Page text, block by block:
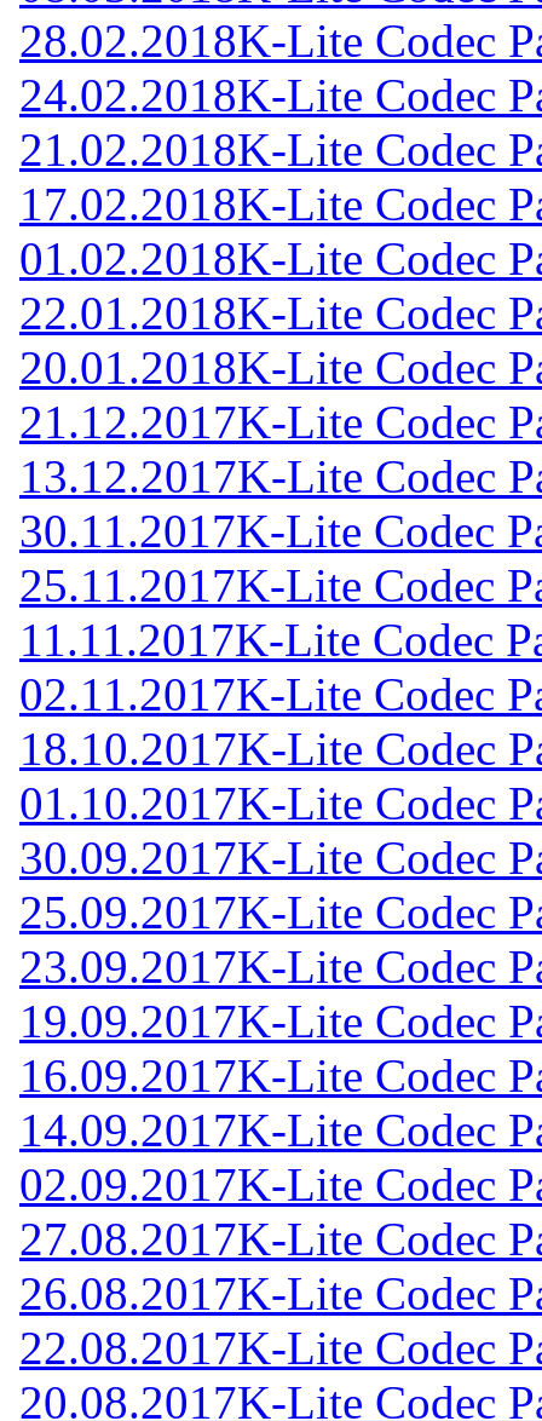
28.02.2018K-Lite Codec
24.02.2018K-Lite Codec
21.02.2018K-Lite Codec
17.02.2018K-Lite Codec
01.02.2018K-Lite Codec
22.01.2018K-Lite Codec
20.01.2018K-Lite Codec
21.12.2017K-Lite Codec
13.12.2017K-Lite Codec
30.11.2017K-Lite Codec
25.11.2017K-Lite Codec
11.11.2017K-Lite Codec
02.11.2017K-Lite Codec
18.10.2017K-Lite Codec
01.10.2017K-Lite Codec
30.09.2017K-Lite Codec
25.09.2017K-Lite Codec
23.09.2017K-Lite Codec
19.09.2017K-Lite Codec
16.09.2017K-Lite Codec
14.09.2017K-Lite Codec
02.09.2017K-Lite Codec
27.08.2017K-Lite Codec
26.08.2017K-Lite Codec
22.08.2017K-Lite Codec
20.08.2017K-Lite Codec